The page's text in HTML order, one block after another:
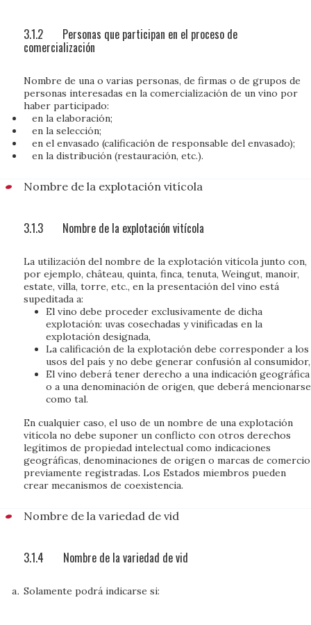
3.1.2 Personas que participan en el proceso de
comercialización
Nombre de una o varias personas, de firmas o de grupos de
personas interesadas en la comercialización de un vino por
haber participado:
en la elaboración;
en la selección;
en el envasado (calificación de responsable del envasado);
en la distribución (restauración, etc.).
Nombre de la explotación vitícola
3.1.3 Nombre de la explotación vitícola
La utilización del nombre de la explotación vitícola junto con,
por ejemplo, château, quinta, finca, tenuta, Weingut, manoir,
estate, villa, torre, etc., en la presentación del vino está
supeditada a:
El vino debe proceder exclusivamente de dicha
explotación: uvas cosechadas y vinificadas en la
explotación designada,
La calificación de la explotación debe corresponder a los
usos del país y no debe generar confusión al consumidor,
El vino deberá tener derecho a una indicación geográfica
o a una denominación de origen, que deberá mencionarse
como tal.
En cualquier caso, el uso de un nombre de una explotación
vitícola no debe suponer un conflicto con otros derechos
legítimos de propiedad intelectual como indicaciones
geográficas, denominaciones de origen o marcas de comercio
previamente registradas. Los Estados miembros pueden
crear mecanismos de coexistencia.
Nombre de la variedad de vid
3.1.4 Nombre de la variedad de vid
Solamente podrá indicarse si: